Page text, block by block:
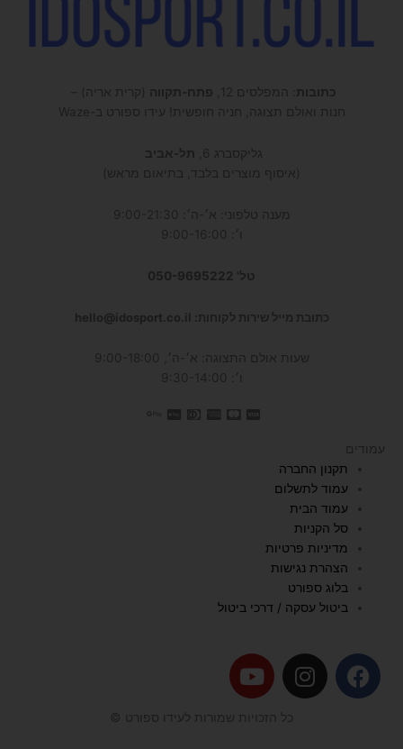
כתובות : המפלסים 12, פתח-תקווה (קרית אריה) –
חנות ואולם תצוגה, חניה חופשית! עידו ספורט ב-Waze
גליקסברג 6,
תל-אביב
(איסוף מוצרים בלבד, בתיאום מראש)
מענה טלפוני: א׳-ה׳: 9:00-21:30
טל' 050-9695222
כתובת מייל שירות לקוחות: hello@idosport.co.il
שעות אולם התצוגה: א׳-ה׳, 9:00-18:00
עמודים
תקנון החברה
עמוד לתשלום
עמוד הבית
סל הקניות
מדיניות פרטיות
הצהרת נגישות
בלוג ספורט
ביטול עסקה / דרכי ביטול
F
a
I
n
Y
o
u
כל הזכויות שמורות לעידו ספורט ©